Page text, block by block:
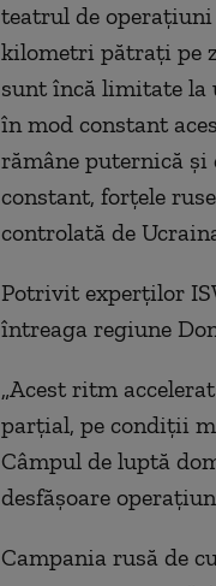
teatrul de operațiuni
kilometri pătrați pe
sunt încă limitate la
în mod constant
rămâne puternică
constant, forțele
controlată de
Potrivit experților
întreaga regiune
„Acest ritm
parțial, pe condiții
Câmpul de luptă
desfășoare
Campania rusă de